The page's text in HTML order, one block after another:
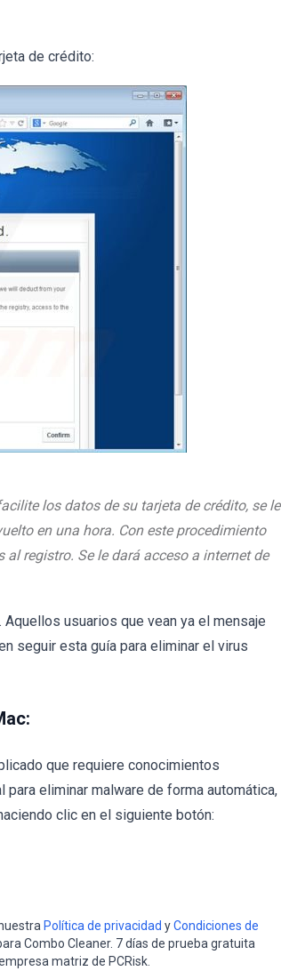
de crédito:
los datos de su tarjeta de crédito, se le
en una hora. Con este procedimiento
registro. Se le dará acceso a internet de
usuarios que vean ya el mensaje
seguir esta guía para eliminar el virus
que requiere conocimientos
eliminar malware de forma automática,
clic en el siguiente botón:
Política de privacidad yCondiciones de
Combo Cleaner. 7 días de prueba gratuita
matriz de PCRisk.